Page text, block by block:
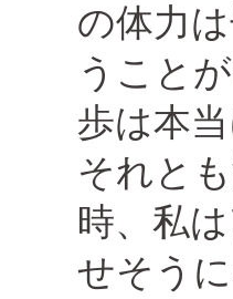
の体力
うこと
歩は本
それと
時、私
せそう